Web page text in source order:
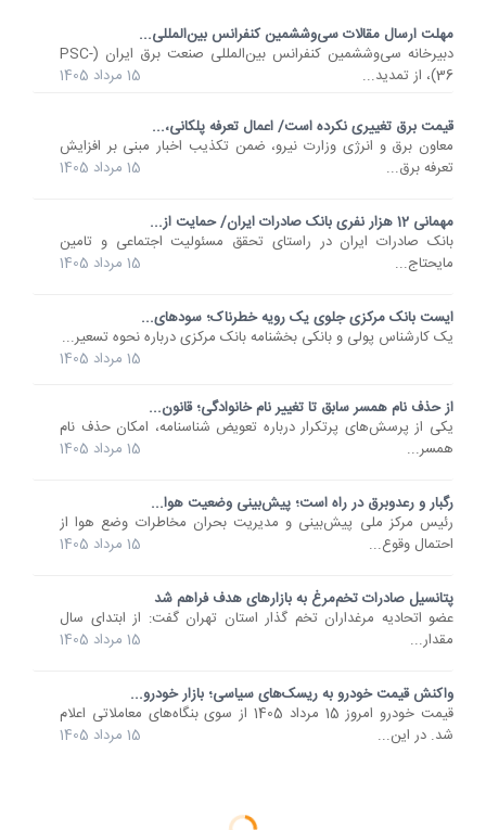
مهلت ارسال مقالات سی‌وششمین کنفرانس بین‌المللی...
دبیرخانه سی‌وششمین کنفرانس بین‌المللی صنعت برق ایران (PSC-
36)، از تمدید...
15 مرداد 1405
قیمت برق تغییری نکرده است/ اعمال تعرفه پلکانی،...
معاون برق و انرژی وزارت نیرو، ضمن تکذیب اخبار مبنی بر افزایش
تعرفه برق...
15 مرداد 1405
مهمانی 12 هزار نفری بانک صادرات ایران/ حمایت از...
​بانک صادرات ایران در راستای تحقق مسئولیت اجتماعی و تامین
مایحتاج...
15 مرداد 1405
ایست بانک مرکزی جلوی یک رویه خطرناک؛ سودهای...
یک کارشناس پولی و بانکی بخشنامه بانک مرکزی درباره نحوه تسعیر...
15 مرداد 1405
از حذف نام همسر سابق تا تغییر نام خانوادگی؛ قانون...
یکی از پرسش‌های پرتکرار درباره تعویض شناسنامه، امکان حذف نام
همسر...
15 مرداد 1405
رگبار و رعدوبرق در راه است؛ پیش‌بینی وضعیت هوا...
رئیس مرکز ملی پیش‌بینی و مدیریت بحران مخاطرات وضع هوا از
احتمال وقوع...
15 مرداد 1405
پتانسیل صادرات تخم‌مرغ به بازارهای هدف فراهم شد
عضو اتحادیه مرغداران تخم گذار استان تهران گفت: از ابتدای سال
مقدار...
15 مرداد 1405
واکنش قیمت خودرو به ریسک‌های سیاسی؛ بازار خودرو...
قیمت خودرو امروز 15 مرداد 1405 از سوی بنگاه‌های معاملاتی اعلام
شد. در این...
15 مرداد 1405